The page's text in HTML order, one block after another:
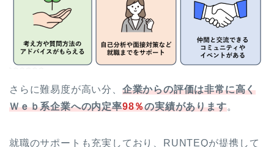
さらに難易度が高い分、 企業からの評価は非常に高く
Ｗｅｂ系企業への内定率98％の実績があります。
就職のサポートも充実しており、RUNTEQが提携して